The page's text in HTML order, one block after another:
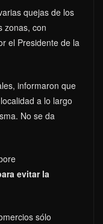
quejas de los
zonas, con
el Presidente de la
informaron que
a lo largo
No se da
evitar la
sólo